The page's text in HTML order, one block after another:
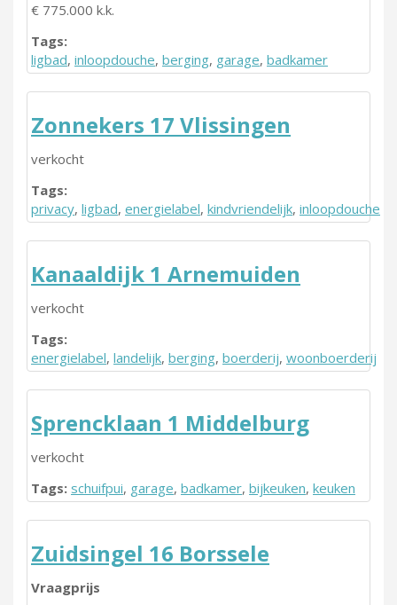
€ 775.000 k.k.
Tags:
ligbad, inloopdouche, berging, garage, badkamer
Zonnekers 17 Vlissingen
verkocht
Tags:
privacy, ligbad, energielabel, kindvriendelijk, inloopdouche
Kanaaldijk 1 Arnemuiden
verkocht
Tags:
energielabel, landelijk, berging, boerderij, woonboerderij
Sprencklaan 1 Middelburg
verkocht
Tags: schuifpui, garage, badkamer, bijkeuken, keuken
Zuidsingel 16 Borssele
Vraagprijs